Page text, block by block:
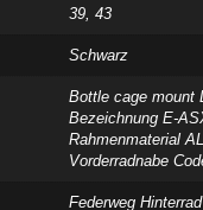
39 43
Schwarz
Bottle cage mount
Bezeichnung E-
Rahmenmaterial
Vorderradnabe
Federweg